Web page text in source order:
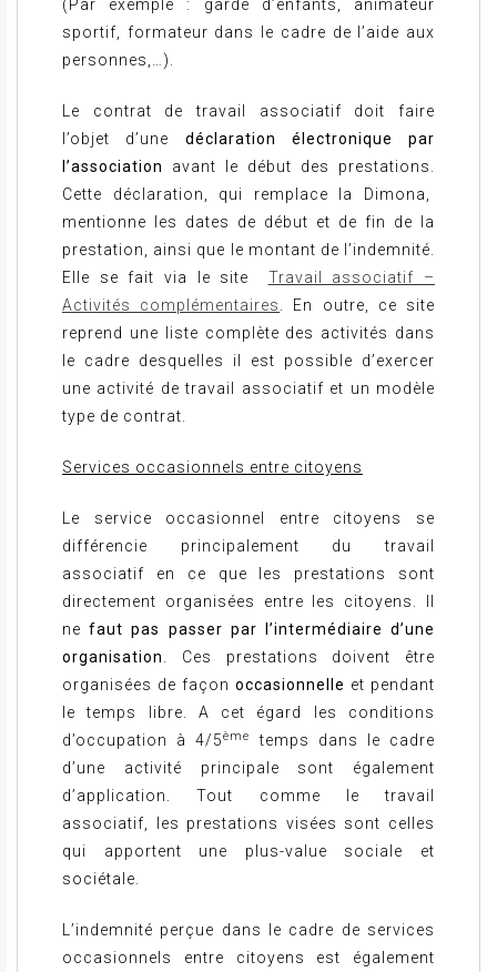
(Par exemple : garde d’enfants, animateur
sportif, formateur dans le cadre de l’aide aux
personnes,…).
Le contrat de travail associatif doit faire
l’objet d’une déclaration électronique
par
l’association
avant le début des prestations.
Cette déclaration, qui remplace la Dimona,
mentionne les dates de début et de fin de la
prestation, ainsi que le montant de l’indemnité.
Elle se fait via le site Travail associatif –
Activités complémentaires
. En outre, ce site
reprend une liste complète des activités dans
le cadre desquelles il est possible d’exercer
une activité de travail associatif et un modèle
type de contrat.
Services occasionnels entre citoyens
Le service occasionnel entre citoyens se
différencie principalement du travail
associatif en ce que les prestations sont
directement organisées entre les citoyens. Il
nefaut pas passer par l’intermédiaire d’une
organisation
. Ces prestations doivent être
organisées de façon occasionnelle et pendant
le temps libre. A cet égard les conditions
d’occupation à 4/5ème
temps dans le cadre
d’une activité principale sont également
d’application. Tout comme le travail
associatif, les prestations visées sont celles
qui apportent une plus-value sociale et
sociétale.
L’indemnité perçue dans le cadre de services
occasionnels entre citoyens est également